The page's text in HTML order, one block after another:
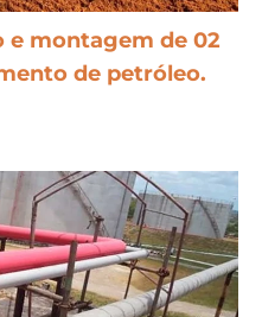
e montagem de 02
de petróleo.